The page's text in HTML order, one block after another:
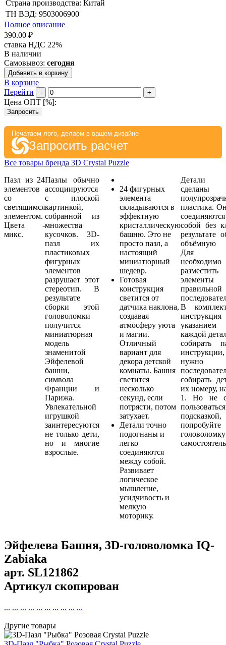
Страна производства: Китай
ТН ВЭД: 9503006900
Полное описание
390.00 ₽
ставка НДС 22%
В наличии
Самовывоз: сегодня
Добавить в корзину
В корзине
Перейти
- +
Цена ОПТ [%]:
Запросить
Печатаем лого, делаем в вашем дизайне
Запросить расчет
Все товары бренда 3D Crystal Puzzle
Пазл из 24
элементов
со
светящимся
элементом.
Цвета -
микс.
Пазлы обычно
ассоциируются
с плоской
картинкой,
собранной из
множества
кусочков. 3D-
пазл их
пластиковых
фигурных
элементов
разрушает этот
стереотип. В
результате
сборки этой
головоломки
получится
миниатюрная
модель
знаменитой
Эйфелевой
башни,
символа
Франции и
Парижа.
Увлекательной
игрушкой
заинтересуются
не только дети,
но и многие
взрослые.
24 фигурных
элемента
складываются в
эффектную
кристаллическую
башню. Это не
просто пазл, а
настоящий
миниатюрный
шедевр.
Готовая
конструкция
светится от
датчика наклона,
создавая
атмосферу уюта
и магии.
Отличный
вариант для
декора детской
комнаты. Башня
светится
несколько
секунд, если
потрясти, потом
затухает.
Детали точно
подогнаны и
легко
соединяются
между собой.
Развивает
логическое
мышление,
усидчивость и
мелкую
моторику.
Детали
пластика.
собой без
результате
объёмную
Для
необходимо
разместить
правильной
В
указанием
каждой
собирать
нужно
собирать
их номеру,
1. Но не
пользоваться
попробуйте
головоломку
Эйфелева Башня, 3D-головоломка IQ-
Zabiaka
арт. SL121862
Артикул скопирован
... ... ... ... ... ... ... ... ... ...
Другие товары